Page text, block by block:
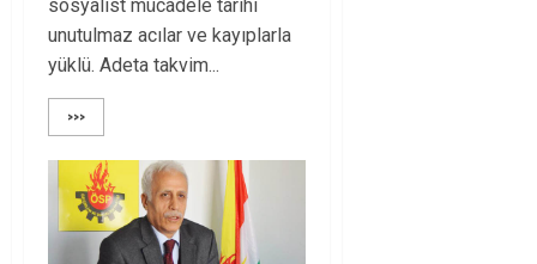
sosyalist mücadele tarihi
unutulmaz acılar ve kayıplarla
yüklü. Adeta takvim...
>>>